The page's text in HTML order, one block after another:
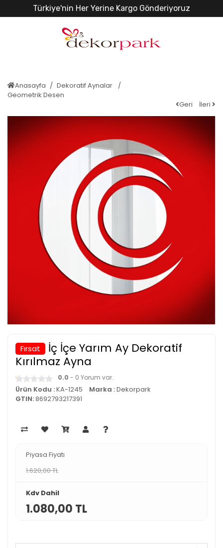
Türkiye'nin Her Yerine Kargo Gönderiyoruz
Anasayfa
Dekoratif Aynalar
Geometrik Desen
Geri
İleri
Fırsat
İç İçe Yarım Ay Dekoratif
Kırılmaz Ayna
0.0 - 0 Yorum var.
Ürün Kodu :KA-1245 Marka :Dekorpark
GTIN:8692793217391
Piyasa Fiyatı
1.620,00 TL
Kdv Dahil
1.080,00 TL